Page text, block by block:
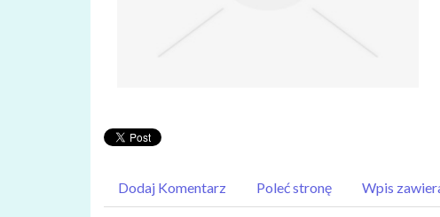
Dodaj Komentarz Poleć stronę Wpis